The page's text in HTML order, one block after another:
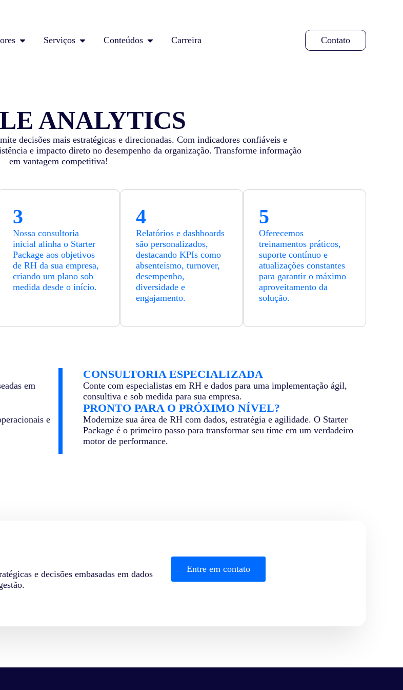
Serviços Conteúdos Carreira Contato
ANALYTICS
decisões mais estratégicas e direcionadas. Com indicadores confiáveis e
e impacto direto no desempenho da organização. Transforme informação
em vantagem competitiva!
3
Nossa consultoria
inicial alinha o Starter
Package aos objetivos
de RH da sua empresa,
criando um plano sob
medida desde o início.
4
Relatórios e dashboards
são personalizados,
destacando KPIs como
absenteísmo, turnover,
desempenho,
diversidade e
engajamento.
5
Oferecemos
treinamentos práticos,
suporte contínuo e
atualizações constantes
para garantir o máximo
aproveitamento da
solução.
em
e
CONSULTORIA ESPECIALIZADA
Conte com especialistas em RH e dados para uma implementação ágil,
consultiva e sob medida para sua empresa.
PRONTO PARA O PRÓXIMO NÍVEL?
Modernize sua área de RH com dados, estratégia e agilidade. O Starter
Package é o primeiro passo para transformar seu time em um verdadeiro
motor de performance.
e decisões embasadas em dados
Entre em contato